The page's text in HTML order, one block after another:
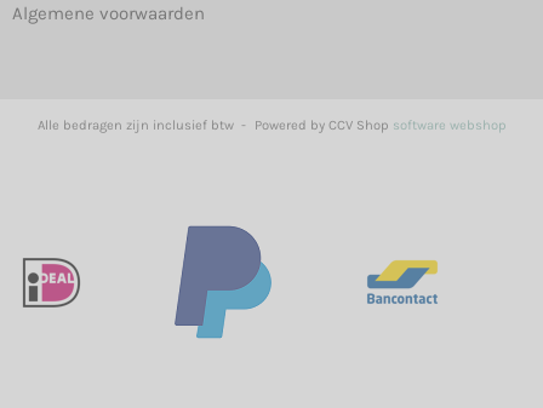
Algemene voorwaarden
Alle bedragen zijn inclusief btw - Powered by CCV Shop software webshop